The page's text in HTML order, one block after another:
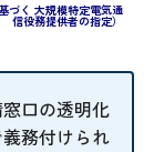
づく 大規模特定電気通
信役務提供者の指定）
口の透明化
務付けられ